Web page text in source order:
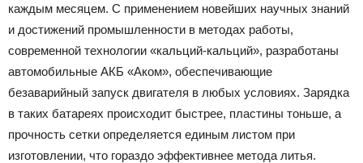
каждым месяцем. С применением новейших научных знаний
и достижений промышленности в методах работы,
современной технологии «кальций-кальций», разработаны
автомобильные АКБ «Аком», обеспечивающие
безаварийный запуск двигателя в любых условиях. Зарядка
в таких батареях происходит быстрее, пластины тоньше, а
прочность сетки определяется единым листом при
изготовлении, что гораздо эффективнее метода литья.